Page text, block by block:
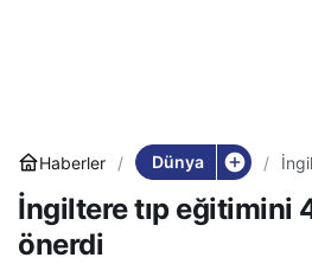
Haberler Dünya
İngiltere tıp eğitimini
önerdi